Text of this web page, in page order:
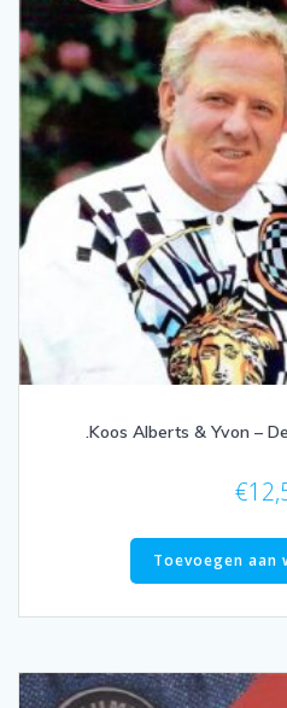
.Koos Alberts & Yvon –
€
Toevoegen aan